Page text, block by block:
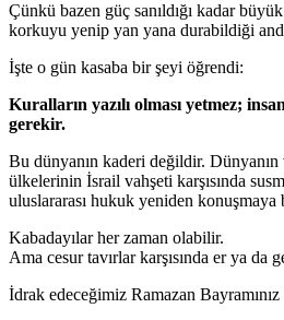
Çünkü bazen güç sanıldığı kadar
korkuyu yenip yan yana durabildiği
İşte o gün kasaba bir şeyi öğrendi:
Kuralların yazılı olması yetmez;
gerekir.
Bu dünyanın kaderi değildir.
ülkelerinin İsrail vahşeti karşısında
uluslararası hukuk yeniden konuşmaya
Kabadayılar her zaman olabilir.
Ama cesur tavırlar karşısında er ya da
İdrak edeceğimiz Ramazan